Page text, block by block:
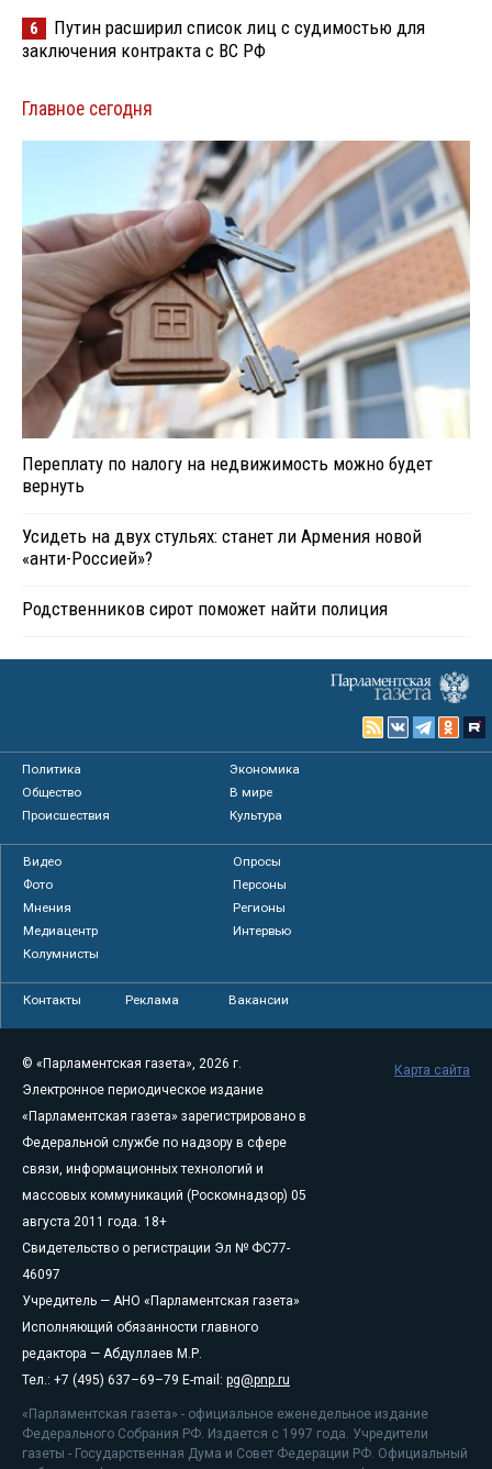
6
Путин расширил список лиц с судимостью для
заключения контракта с ВС РФ
Главное сегодня
Переплату по налогу на недвижимость можно будет
вернуть
Усидеть на двух стульях: станет ли Армения новой
«анти-Россией»?
Родственников сирот поможет найти полиция
Политика
Экономика
Общество
В мире
Происшествия
Культура
Видео
Опросы
Фото
Персоны
Мнения
Регионы
Медиацентр
Интервью
Колумнисты
Контакты Реклама Вакансии
© «Парламентская газета», 2026 г.
Электронное периодическое издание
«Парламентская газета» зарегистрировано в
Федеральной службе по надзору в сфере
связи, информационных технологий и
массовых коммуникаций (Роскомнадзор) 05
августа 2011 года. 18+
Свидетельство о регистрации Эл № ФС77-
46097
Учредитель — АНО «Парламентская газета»
Исполняющий обязанности главного
редактора — Абдуллаев М.Р.
Тел.: +7 (495) 637–69–79 E-mail: pg@pnp.ru
«Парламентская газета» - официальное еженедельное издание
Федерального Собрания РФ. Издается с 1997 года. Учредители
газеты - Государственная Дума и Совет Федерации РФ. Официальный
Карта сайта